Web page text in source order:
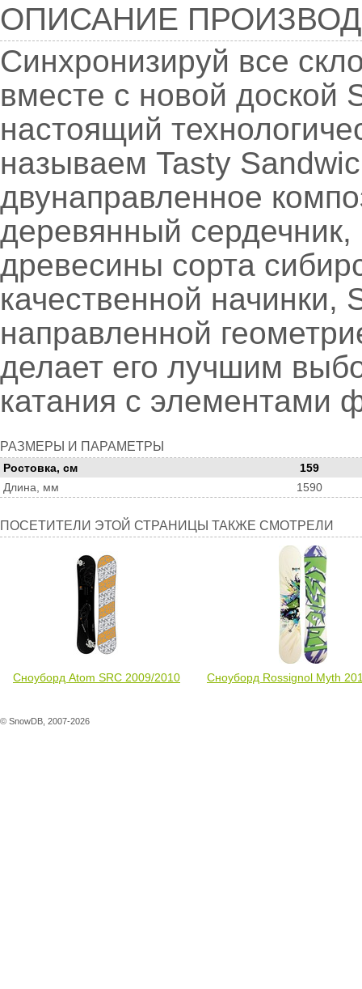
Описание
производителя
ОПИСАНИЕ
Синхронизируй все
вместе с новой доской
настоящий
называем Tasty
двунаправленное
деревянный
древесины сорта
качественной начинки,
направленной
делает его лучшим
катания с элементами
Размеры
и
параметры
РАЗМЕРЫ И ПАРАМЕТРЫ
Ростовка, см
159
Длина, мм
1590
Посетители
этой
ПОСЕТИТЕЛИ ЭТОЙ СТРАНИЦЫ ТАКЖЕ СМОТРЕЛИ
Сноуборд Atom SRC 2009/2010 Сноуборд Rossignol Myth
© SnowDB, 2007-2026